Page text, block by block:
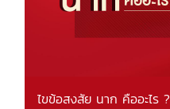
ไขข้อสงสัย นาก คืออะไร ?